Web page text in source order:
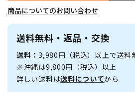
商品についてのお問い合わせ
送料無料・返品・交換
送料：3,980円（税込）以上で送料
※沖縄は9,800円（税込）以上
詳しい送料は送料についてから